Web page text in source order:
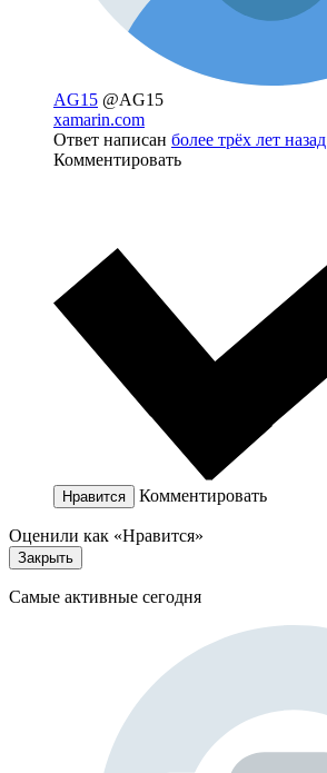
AG15 @AG15
xamarin.com
Ответ написан более трёх лет назад
Комментировать
Нравится Комментировать
Оценили как «Нравится»
Закрыть
Самые активные сегодня